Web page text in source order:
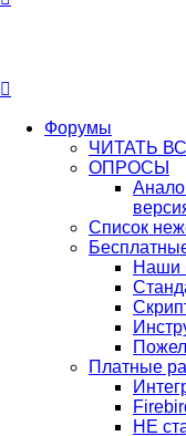
Форумы
ЧИТАТЬ
ОПРОСЫ
Список
Наши
Платные
НЕ